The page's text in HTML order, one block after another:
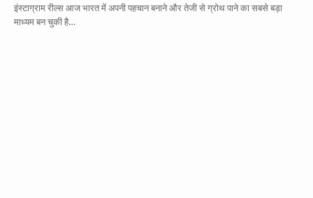
इंस्टाग्राम रील्स आज भारत में अपनी पहचान बनाने और तेजी से ग्रोथ पाने का सबसे बड़ा
माध्यम बन चुकी है…